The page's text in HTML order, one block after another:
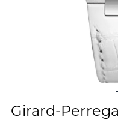
Girard-